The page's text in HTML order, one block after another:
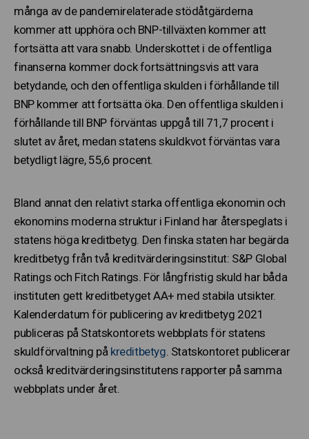
många av de pandemirelaterade stödåtgärderna
kommer att upphöra och BNP-tillväxten kommer att
fortsätta att vara snabb. Underskottet i de offentliga
finanserna kommer dock fortsättningsvis att vara
betydande, och den offentliga skulden i förhållande till
BNP kommer att fortsätta öka. Den offentliga skulden i
förhållande till BNP förväntas uppgå till 71,7 procent i
slutet av året, medan statens skuldkvot förväntas vara
betydligt lägre, 55,6 procent.
Bland annat den relativt starka offentliga ekonomin och
ekonomins moderna struktur i Finland har återspeglats i
statens höga kreditbetyg. Den finska staten har begärda
kreditbetyg från två kreditvärderingsinstitut: S&P Global
Ratings och Fitch Ratings. För långfristig skuld har båda
instituten gett kreditbetyget AA+ med stabila utsikter.
Kalenderdatum för publicering av kreditbetyg 2021
publiceras på Statskontorets webbplats för statens
skuldförvaltning på kreditbetyg. Statskontoret publicerar
också kreditvärderingsinstitutens rapporter på samma
webbplats under året.